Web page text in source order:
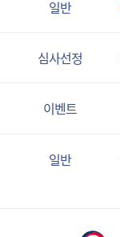
일반
심사선정
이벤트
일반